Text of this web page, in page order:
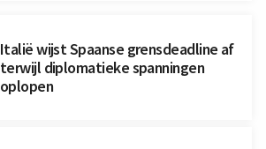
Italië wijst Spaanse grensdeadline af
terwijl diplomatieke spanningen
oplopen